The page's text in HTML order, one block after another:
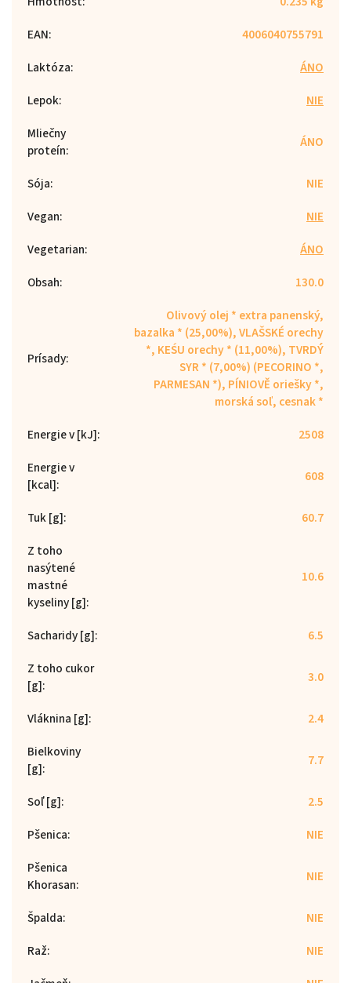
EAN:
4006040755791
Laktóza:
ÁNO
Lepok:
NIE
Mliečny
proteín: ÁNO
Sója:
NIE
Vegan:
NIE
Vegetarian:
ÁNO
Obsah: 130.0
Prísady:
Olivový olej * extra panenský,
bazalka * (25,00%), VLAŠSKÉ orechy
*, KEŚU orechy * (11,00%), TVRDÝ
SYR * (7,00%) (PECORINO *,
PARMESAN *), PÍNIOVĚ oriešky *,
morská soľ, cesnak *
Energie v [kJ]:
2508
Energie v
[kcal]: 608
Tuk [g]:
60.7
Z toho
nasýtené
mastné
kyseliny [g]:
10.6
Sacharidy [g]:
6.5
Z toho cukor
[g]: 3.0
Vláknina [g]:
2.4
Bielkoviny
[g]: 7.7
Soľ [g]:
2.5
Pšenica:
NIE
Pšenica
Khorasan: NIE
Špalda:
NIE
Raž:
NIE